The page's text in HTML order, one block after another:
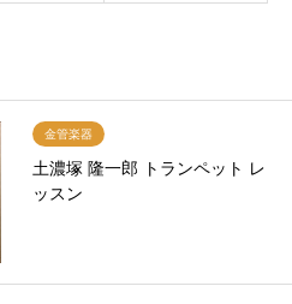
金管楽器
土濃塚 隆一郎 トランペット レ
ッスン